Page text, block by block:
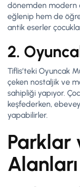
dönemden modern
eğlenip hem de
antik eserler
2.
Tiflis’teki Oyuncak
çeken nostaljik ve
sahipliği yapıyor.
keşfederken,
yapabilirler.
Parklar
Alanları